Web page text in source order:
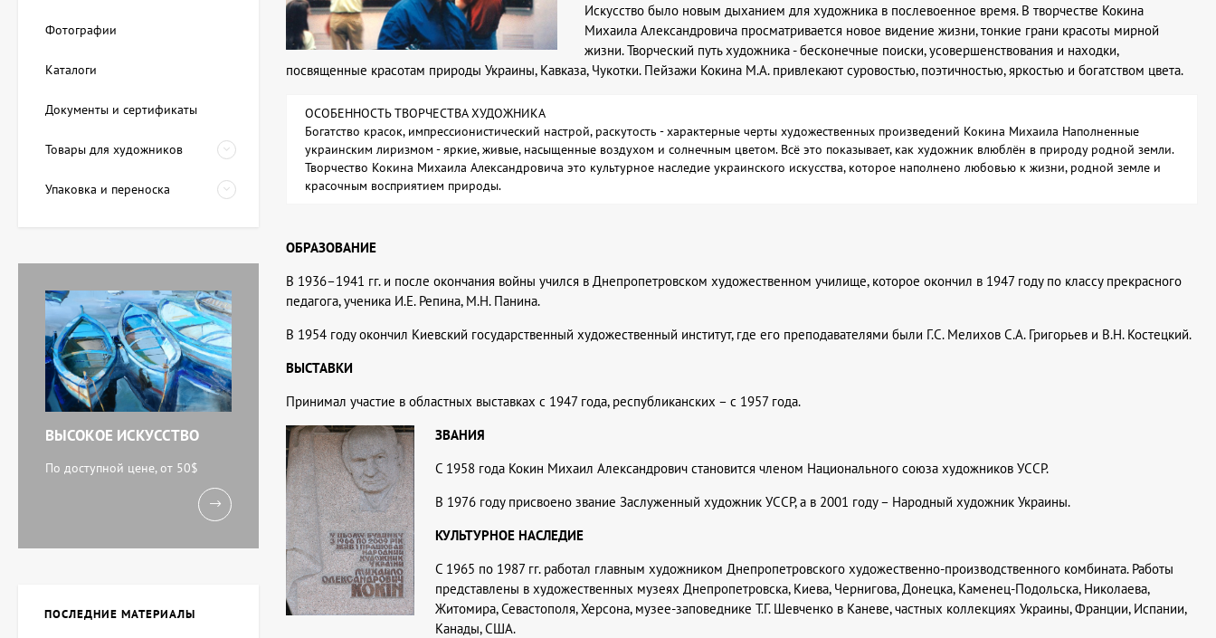
Искусство было новым дыханием для художника в послевоенное время. В творчестве Кокина
Михаила Александровича просматривается новое видение жизни, тонкие грани красоты мирной
жизни. Творческий путь художника - бесконечные поиски, усовершенствования и находки,
посвященные красотам природы Украины, Кавказа, Чукотки. Пейзажи Кокина М.А. привлекают суровостью, поэтичностью, яркостью и богатством цвета.
ОСОБЕННОСТЬ ТВОРЧЕСТВА ХУДОЖНИКА
Богатство красок, импрессионистический настрой, раскутость - характерные черты художественных произведений Кокина Михаила Наполненные
украинским лиризмом - яркие, живые, насыщенные воздухом и солнечным цветом. Всё это показывает, как художник влюблён в природу родной земли.
Творчество Кокина Михаила Александровича это культурное наследие украинского искусства, которое наполнено любовью к жизни, родной земле и
красочным восприятием природы.
ОБРАЗОВАНИЕ
В 1936–1941 гг. и после окончания войны учился в Днепропетровском художественном училище, которое окончил в 1947 году по классу прекрасного
педагога, ученика И.Е. Репина, М.Н. Панина.
В 1954 году окончил Киевский государственный художественный институт, где его преподавателями были Г.С. Мелихов С.А. Григорьев и В.Н. Костецкий.
ВЫСТАВКИ
Принимал участие в областных выставках с 1947 года, республиканских – с 1957 года.
ЗВАНИЯ
С 1958 года Кокин Михаил Александрович становится членом Национального союза художников УССР.
В 1976 году присвоено звание Заслуженный художник УССР, а в 2001 году – Народный художник Украины.
КУЛЬТУРНОЕ НАСЛЕДИЕ
С 1965 по 1987 гг. работал главным художником Днепропетровского художественно-производственного комбината. Работы
представлены в художественных музеях Днепропетровска, Киева, Чернигова, Донецка, Каменец-Подольска, Николаева,
Житомира, Севастополя, Херсона, музее-заповеднике Т.Г. Шевченко в Каневе, частных коллекциях Украины, Франции, Испании,
Канады, США.
Фотографии
Каталоги
Документы и сертификаты
Товары для художников
Упаковка и переноска
ВЫСОКОЕ ИСКУССТВО
По доступной цене, от 50$
ПОСЛЕДНИЕ МАТЕРИАЛЫ